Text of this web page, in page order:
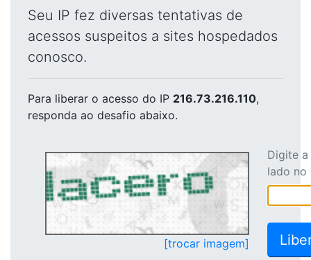
Seu IP fez diversas tentativas de
acessos suspeitos a sites hospedados
conosco.
Para liberar o acesso do IP 216.73.216.110,
responda ao desafio abaixo.
[trocar imagem]
Digite
lado no